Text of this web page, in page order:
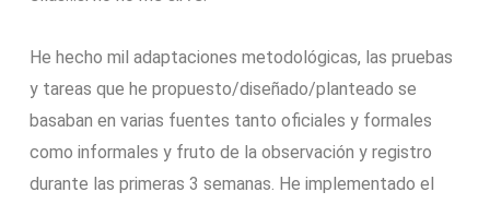
He hecho mil adaptaciones metodológicas, las pruebas
y tareas que he propuesto/diseñado/planteado se
basaban en varias fuentes tanto oficiales y formales
como informales y fruto de la observación y registro
durante las primeras 3 semanas. He implementado el